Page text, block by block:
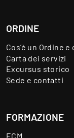
ORDINE
Cos’è un Ordine
Carta dei servizi
Excursus storico
Sede e contatti
FORMAZIONE
ECM